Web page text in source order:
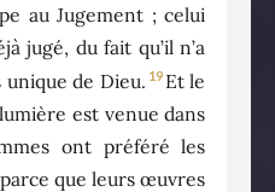
au Jugement ; celui
jugé, du fait qu’il n’a
unique de Dieu. 19 Et le
est venue dans
ont préféré les
que leurs œuvres